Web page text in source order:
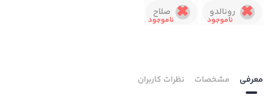
رونالدو صلاح
معرفی مشخصات نظرات کاربران